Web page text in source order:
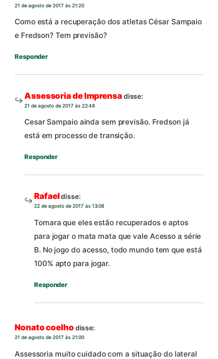
21 de agosto de 2017 às 21:20
Como está a recuperação dos atletas César Sampaio
e Fredson? Tem previsão?
Responder
Assessoria de Imprensadisse:
21 de agosto de 2017 às 22:48
Cesar Sampaio ainda sem previsão. Fredson já
está em processo de transição.
Responder
Rafaeldisse:
22 de agosto de 2017 às 13:08
Tomara que eles estão recuperados e aptos
para jogar o mata mata que vale Acesso a série
B. No jogo do acesso, todo mundo tem que está
100% apto para jogar.
Responder
Nonato coelho disse:
21 de agosto de 2017 às 21:00
Assessoria muito cuidado com a situação do lateral